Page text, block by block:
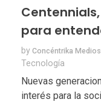
para
by Concéntrika Medios
Tecnologí­a
Nuevas
interés para la